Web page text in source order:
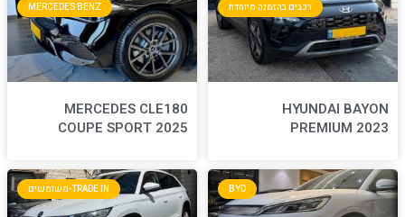
MERCEDES BENZ
MERCEDES CLE180
COUPE SPORT 2025
BYD TRADE IN-משומשים